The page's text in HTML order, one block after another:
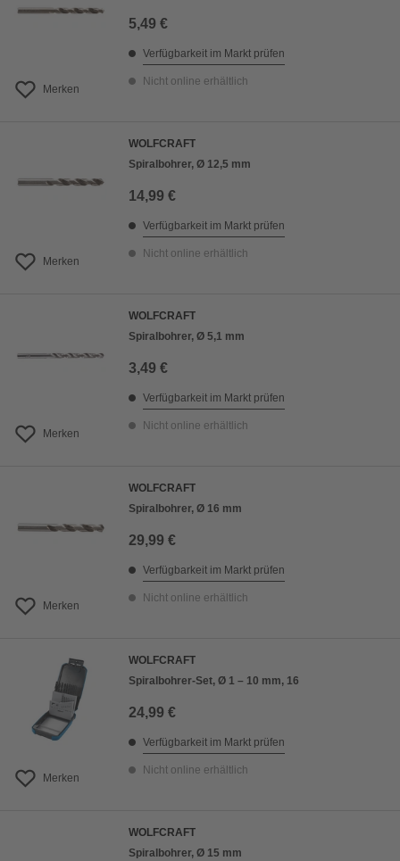
Merken
5,49 €
Verfügbarkeit im Markt prüfen
Nicht online erhältlich
Merken
WOLFCRAFT
Spiralbohrer, Ø 12,5 mm
14,99 €
Verfügbarkeit im Markt prüfen
Nicht online erhältlich
Merken
WOLFCRAFT
Spiralbohrer, Ø 5,1 mm
3,49 €
Verfügbarkeit im Markt prüfen
Nicht online erhältlich
Merken
WOLFCRAFT
Spiralbohrer, Ø 16 mm
29,99 €
Verfügbarkeit im Markt prüfen
Nicht online erhältlich
Merken
WOLFCRAFT
Spiralbohrer-Set, Ø 1 – 10 mm, 16
24,99 €
Verfügbarkeit im Markt prüfen
Nicht online erhältlich
WOLFCRAFT
Spiralbohrer, Ø 15 mm